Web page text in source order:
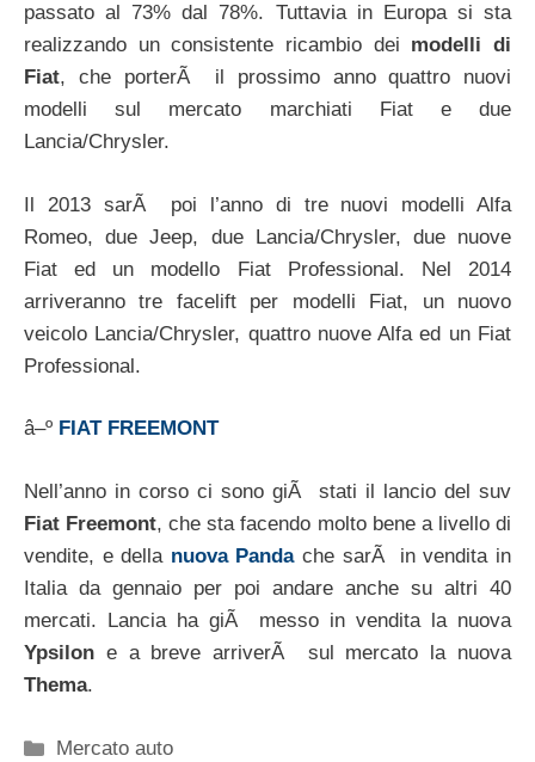
passato al 73% dal 78%. Tuttavia in Europa si sta
realizzando un consistente ricambio dei modelli di
Fiat, che porterÃ il prossimo anno quattro nuovi
modelli sul mercato marchiati Fiat e due
Lancia/Chrysler.
Il 2013 sarÃ poi l’anno di tre nuovi modelli Alfa
Romeo, due Jeep, due Lancia/Chrysler, due nuove
Fiat ed un modello Fiat Professional. Nel 2014
arriveranno tre facelift per modelli Fiat, un nuovo
veicolo Lancia/Chrysler, quattro nuove Alfa ed un Fiat
Professional.
â–º FIAT FREEMONT
Nell’anno in corso ci sono giÃ stati il lancio del suv
Fiat Freemont, che sta facendo molto bene a livello di
vendite, e della nuova Pandache sarÃ in vendita in
Italia da gennaio per poi andare anche su altri 40
mercati. Lancia ha giÃ messo in vendita la nuova
Ypsilon e a breve arriverÃ sul mercato la nuova
Thema.
Categorie
Mercato auto